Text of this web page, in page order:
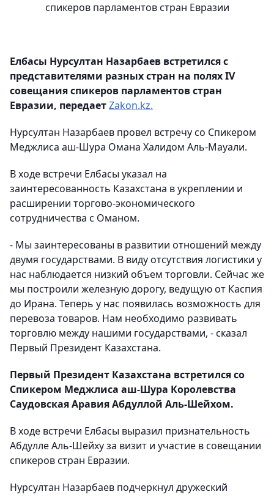
спикеров парламентов стран Евразии
Елбасы Нурсултан Назарбаев встретился с
представителями разных стран на полях IV
совещания спикеров парламентов стран
Евразии, передаетZakon.kz.
Нурсултан Назарбаев провел встречу со Спикером
Меджлиса аш-Шура Омана Халидом Аль-Мауали.
В ходе встречи Елбасы указал на
заинтересованность Казахстана в укреплении и
расширении торгово-экономического
сотрудничества с Оманом.
- Мы заинтересованы в развитии отношений между
двумя государствами. В виду отсутствия логистики у
нас наблюдается низкий объем торговли. Сейчас же
мы построили железную дорогу, ведущую от Каспия
до Ирана. Теперь у нас появилась возможность для
перевоза товаров. Нам необходимо развивать
торговлю между нашими государствами, - сказал
Первый Президент Казахстана.
Первый Президент Казахстана встретился со
Спикером Меджлиса аш-Шура Королевства
Саудовская Аравия Абдуллой Аль-Шейхом.
В ходе встречи Елбасы выразил признательность
Абдулле Аль-Шейху за визит и участие в совещании
спикеров стран Евразии.
Нурсултан Назарбаев подчеркнул дружеский